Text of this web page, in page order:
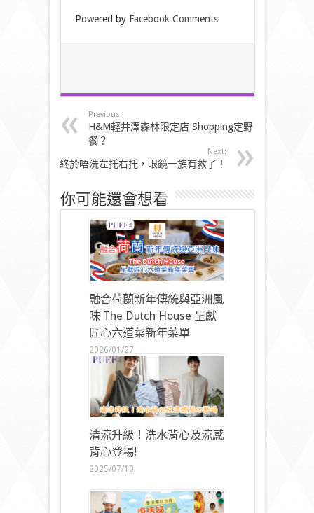
Powered by Facebook Comments
Previous:
H&M輕井澤森林限定店 Shopping定野
餐？
Next:
終於唔洗左托右托，眼鏡一族有救了！
你可能還會想看
融合荷蘭新年傳統與亞洲風
味 The Dutch House 呈獻
匠心六道菜新年菜單
2026/01/27
清涼升級！洗水背心及涼感
背心登場!
2025/07/10